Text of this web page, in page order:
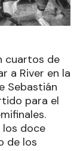
cuartos de
a River en la
Sebastián
para el
doce
de los